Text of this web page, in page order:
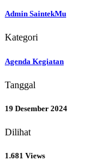
Admin SaintekMu
Kategori
Agenda Kegiatan
Tanggal
19 Desember 2024
Dilihat
1.681 Views